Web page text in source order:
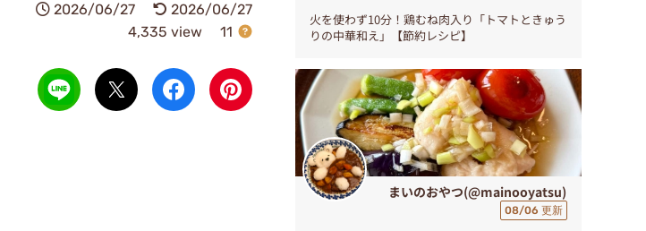
2026/06/27
2026/06/27
4,335 view
11
火を使わず10分！鶏むね肉入り「トマトときゅう
りの中華和え」【節約レシピ】
まいのおやつ(@mainooyatsu)
08/06 更新